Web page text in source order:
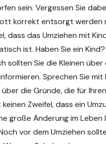
sein. Vergessen Sie
korrekt entsorgt werden
dass das Umziehen mit
ist. Haben Sie ein Kind?
sollten Sie die Kleinen über
Sprechen Sie mit
die Gründe, die für
Zweifel, dass ein
große Änderung im Leben
vor dem Umziehen